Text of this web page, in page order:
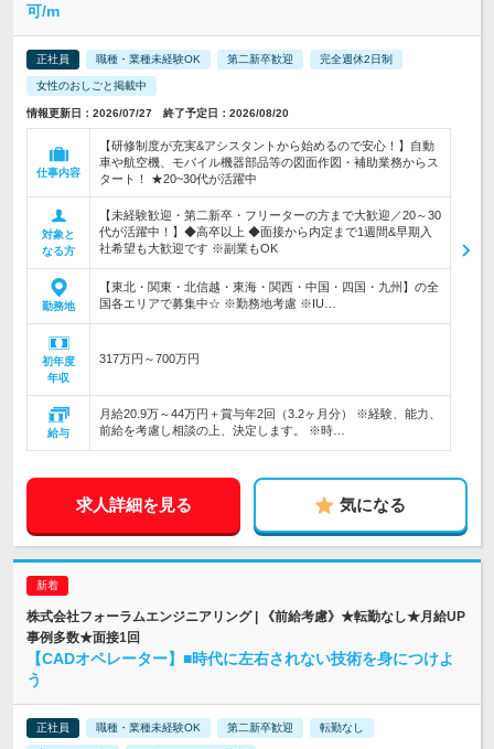
可/m
正社員 職種・業種未経験OK 第二新卒歓迎 完全週休2日制
女性のおしごと掲載中
情報更新日：2026/07/27 終了予定日：2026/08/20
仕事内容
【研修制度が充実&アシスタントから始めるので安心！】自動
車や航空機、モバイル機器部品等の図面作図・補助業務からス
タート！ ★20~30代が活躍中
対象と
なる方
【未経験歓迎・第二新卒・フリーターの方まで大歓迎／20～30
代が活躍中！】◆高卒以上 ◆面接から内定まで1週間&早期入
社希望も大歓迎です ※副業もOK
勤務地
【東北・関東・北信越・東海・関西・中国・四国・九州】の全
国各エリアで募集中☆ ※勤務地考慮 ※IU…
初年度
年収
317万円～700万円
給与
月給20.9万～44万円＋賞与年2回（3.2ヶ月分） ※経験、能力、
前給を考慮し相談の上、決定します。 ※時…
求人詳細を見る 気になる
株式会社フォーラムエンジニアリング | 《前給考慮》★転勤なし★月給UP
事例多数★面接1回
【CADオペレーター】■時代に左右されない技術を身につけよ
う
正社員 職種・業種未経験OK 第二新卒歓迎 転勤なし